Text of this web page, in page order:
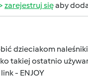
zarejestruj sięaby
dzieciakom
takiej ostatnio
- ENJOY